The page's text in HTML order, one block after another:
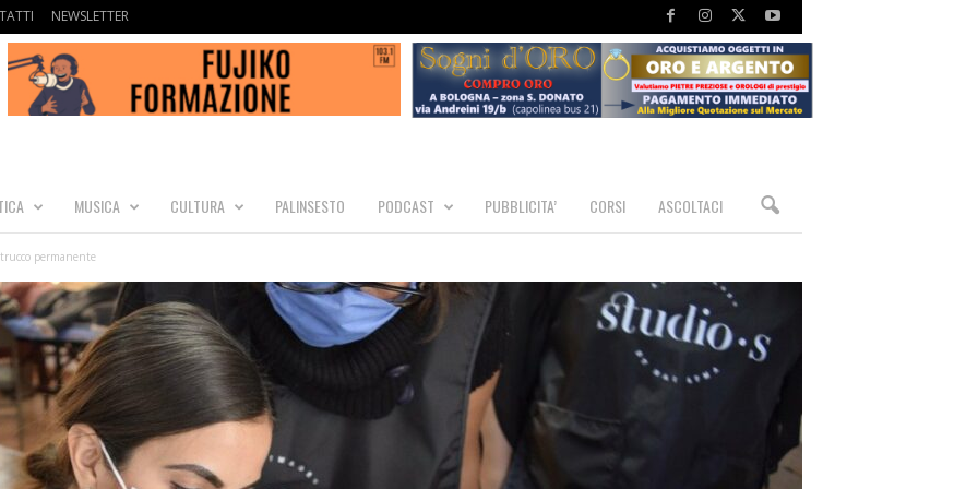
NEWSLETTER
MUSICA CULTURA PALINSESTO PODCAST PUBBLICITA’ CORSI ASCOLTACI
permanente